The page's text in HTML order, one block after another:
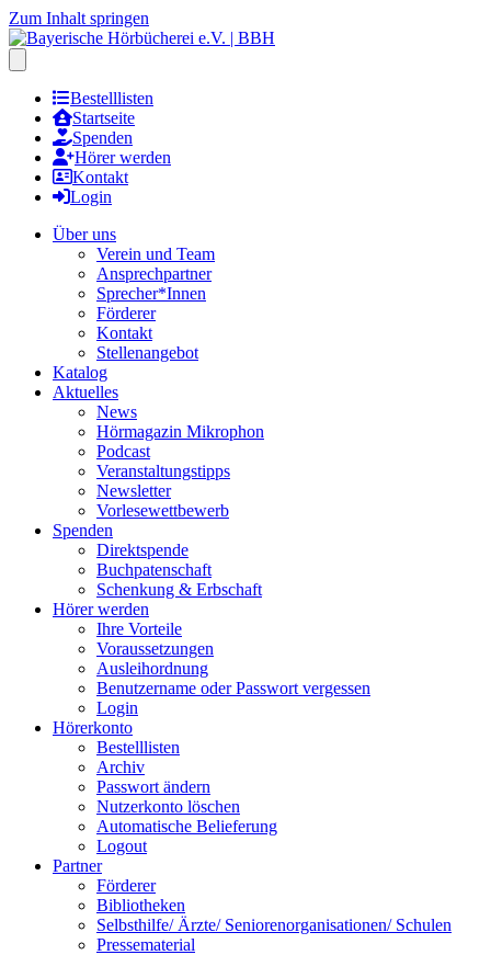
Zum Inhalt springen
Bestelllisten
Startseite
Spenden
Hörer werden
Kontakt
Login
Über uns
Verein und Team
Ansprechpartner
Sprecher*Innen
Förderer
Kontakt
Stellenangebot
Katalog
Aktuelles
News
Hörmagazin Mikrophon
Podcast
Veranstaltungstipps
Newsletter
Vorlesewettbewerb
Spenden
Direktspende
Buchpatenschaft
Schenkung & Erbschaft
Hörer werden
Ihre Vorteile
Voraussetzungen
Ausleihordnung
Benutzername oder Passwort vergessen
Login
Hörerkonto
Bestelllisten
Archiv
Passwort ändern
Nutzerkonto löschen
Automatische Belieferung
Logout
Partner
Förderer
Bibliotheken
Selbsthilfe/ Ärzte/ Seniorenorganisationen/ Schulen
Pressematerial